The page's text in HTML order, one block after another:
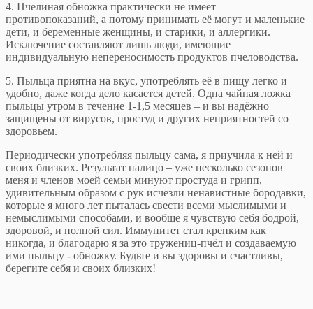
4. Пчелиная обножка практически не имеет
противопоказаний, а потому принимать её могут и маленькие
дети, и беременные женщины, и старики, и аллергики.
Исключение составляют лишь люди, имеющие
индивидуальную непереносимость продуктов пчеловодства.
5. Пыльца приятна на вкус, употреблять её в пищу легко и
удобно, даже когда дело касается детей. Одна чайная ложка
пыльцы утром в течение 1-1,5 месяцев – и вы надёжно
защищены от вирусов, простуд и других неприятностей со
здоровьем.
Периодически употребляя пыльцу сама, я приучила к ней и
своих близких. Результат налицо – уже несколько сезонов
меня и членов моей семьи минуют простуда и грипп,
удивительным образом с рук исчезли ненавистные бородавки,
которые я много лет пыталась свести всеми мыслимыми и
немыслимыми способами, и вообще я чувствую себя бодрой,
здоровой, и полной сил. Иммунитет стал крепким как
никогда, и благодарю я за это тружениц-пчёл и создаваемую
ими пыльцу - обножку. Будьте и вы здоровы и счастливы,
берегите себя и своих близких!